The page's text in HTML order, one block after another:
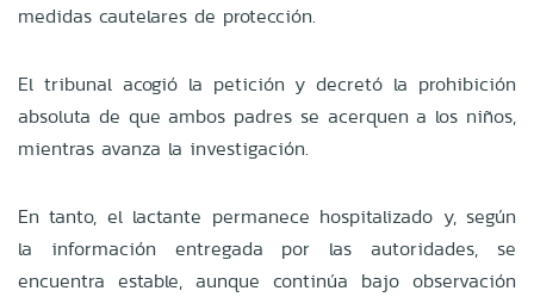
medidas cautelares de protección.
El tribunal acogió la petición y decretó la prohibición
absoluta de que ambos padres se acerquen a los niños,
mientras avanza la investigación.
En tanto, el lactante permanece hospitalizado y, según
la información entregada por las autoridades, se
encuentra estable, aunque continúa bajo observación